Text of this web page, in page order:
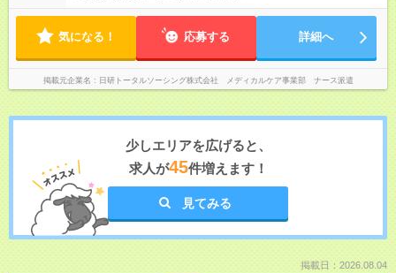
気になる！ 応募する 詳細へ
掲載元企業名 日研トータルソーシング株式会社 メディカルケア事業部 ナース派遣
少しエリアを広げると、
求人が45件増えます！
見てみる
掲載日：2026.08.04